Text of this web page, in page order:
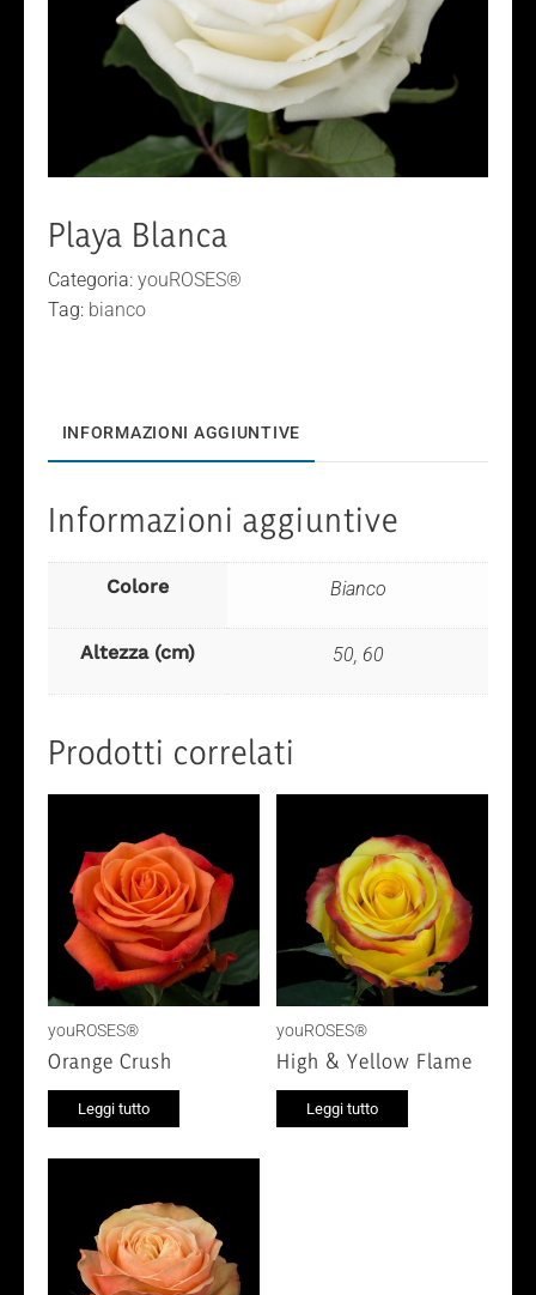
Playa Blanca
Categoria: youROSES®
Tag: bianco
INFORMAZIONI AGGIUNTIVE
Informazioni aggiuntive
Colore Bianco
Altezza (cm) 50, 60
Prodotti correlati
youROSES®
Orange Crush
Leggi tutto
youROSES®
High & Yellow Flame
Leggi tutto